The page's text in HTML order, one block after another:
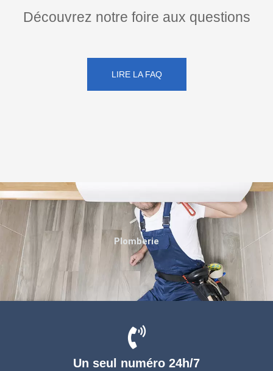
Découvrez notre foire aux questions
LIRE LA FAQ
Un seul numéro 24h/7
Plomberie